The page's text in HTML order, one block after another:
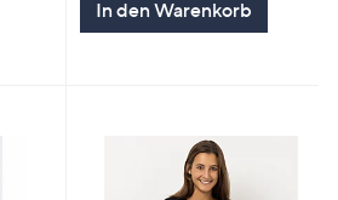
In den Warenkorb